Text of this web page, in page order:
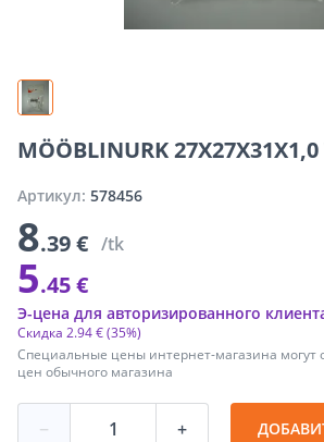
MÖÖBLINURK 27X27X31X1,0
Артикул: 578456
8.39 € /tk
5.45 €
Специальные цены интернет-магазина могут
цен обычного магазина
Скидка 2.94 €(35%)
Э-цена для авторизированного
− +